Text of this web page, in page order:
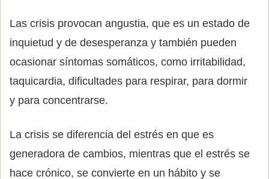
Las crisis provocan angustia, que es un estado de
inquietud y de desesperanza y también pueden
ocasionar síntomas somáticos, como irritabilidad,
taquicardia, dificultades para respirar, para dormir
y para concentrarse.
La crisis se diferencia del estrés en que es
generadora de cambios, mientras que el estrés se
hace crónico, se convierte en un hábito y se